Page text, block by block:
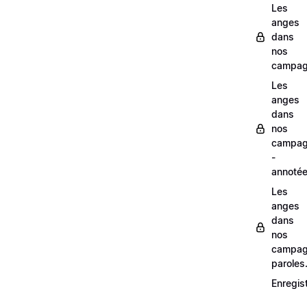
Les
anges
dans
nos
Les
anges
dans
nos
-
Les
anges
dans
nos